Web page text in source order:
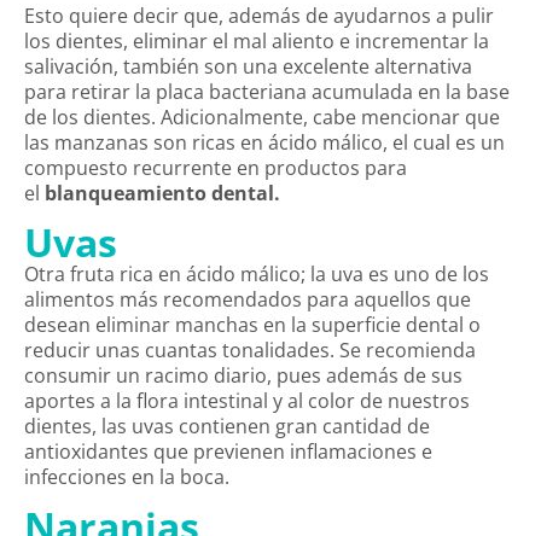
Esto quiere decir que, además de ayudarnos a pulir
los dientes, eliminar el mal aliento e incrementar la
salivación, también son una excelente alternativa
para retirar la placa bacteriana acumulada en la base
de los dientes. Adicionalmente, cabe mencionar que
las manzanas son ricas en ácido málico, el cual es un
compuesto recurrente en productos para
el blanqueamiento dental.
Uvas
Otra fruta rica en ácido málico; la uva es uno de los
alimentos más recomendados para aquellos que
desean eliminar manchas en la superficie dental o
reducir unas cuantas tonalidades. Se recomienda
consumir un racimo diario, pues además de sus
aportes a la flora intestinal y al color de nuestros
dientes, las uvas contienen gran cantidad de
antioxidantes que previenen inflamaciones e
infecciones en la boca.